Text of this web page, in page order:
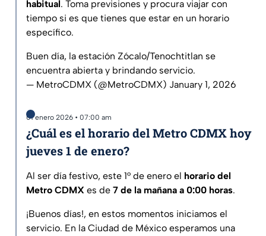
habitual. Toma previsiones y procura viajar con
tiempo si es que tienes que estar en un horario
específico.
Buen día, la estación Zócalo/Tenochtitlan se
encuentra abierta y brindando servicio.
— MetroCDMX (@MetroCDMX) January 1, 2026
01 enero 2026 • 07:00 am
¿Cuál es el horario del Metro CDMX hoy
jueves 1 de enero?
Al ser día festivo, este 1° de enero el horario del
Metro CDMX es de 7 de la mañana a 0:00 horas.
¡Buenos días!, en estos momentos iniciamos el
servicio. En la Ciudad de México esperamos una